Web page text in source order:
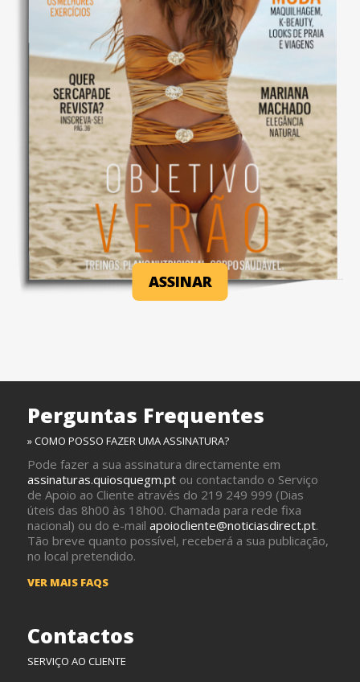
ASSINAR
Perguntas Frequentes
» COMO POSSO FAZER UMA ASSINATURA?
Pode fazer a sua assinatura directamente em
assinaturas.quiosquegm.ptou contactando o Serviço
de Apoio ao Cliente através do 219 249 999 (Dias
úteis das 8h00 às 18h00. Chamada para rede fixa
nacional) ou do e-mail apoiocliente@noticiasdirect.pt.
Tão breve quanto possível, receberá a sua publicação,
no local pretendido.
VER MAIS FAQS
Contactos
SERVIÇO AO CLIENTE